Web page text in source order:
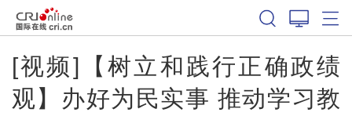
[视频]【树立和践行正确政绩
观】办好为民实事 推动学习教